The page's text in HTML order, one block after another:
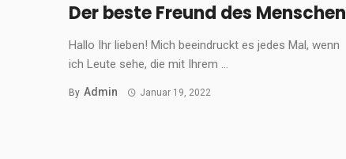
Der beste Freund des Menschen
Hallo Ihr lieben! Mich beeindruckt es jedes Mal, wenn
ich Leute sehe, die mit Ihrem ...
By Admin Januar 19, 2022